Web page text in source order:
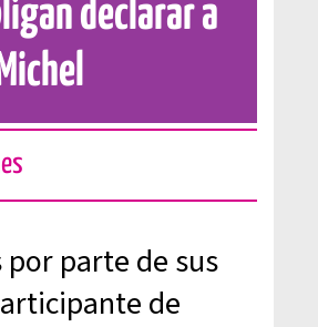
declarar a
parte de sus
de